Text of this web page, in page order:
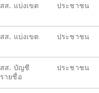
สส. แบ่งเขต ประชาชน
สส. แบ่งเขต ประชาชน
สส. บัญชี
รายชื่อ
ประชาชน